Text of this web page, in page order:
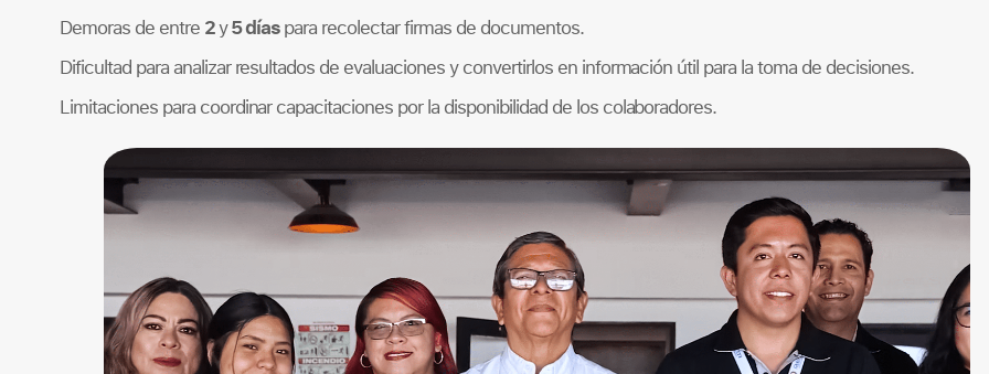
Demoras de entre 2y5 díaspara recolectar firmas de documentos.
Dificultad para analizar resultados de evaluaciones y convertirlos en información útil para la toma de decisiones.
Limitaciones para coordinar capacitaciones por la disponibilidad de los colaboradores.